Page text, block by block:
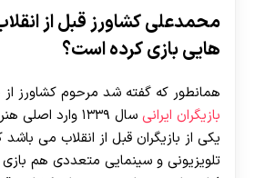
محمدعلی کشاورز قبل از
هایی بازی کرده است؟
همانطور که گفته شد مرحوم کشاورز
بازیگران ایرانی
سال ۱۳۳۹ وارد
یکی از بازیگران قبل از انقلاب می
تلویزیونی و سینمایی متعددی هم